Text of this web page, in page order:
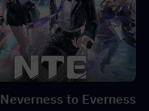
Neverness to Everness